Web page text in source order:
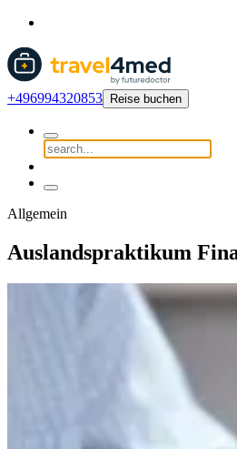
+496994320853 Reise buchen
Allgemein
Auslandspraktikum